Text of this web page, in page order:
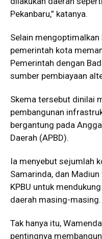
Pekanbaru,” katanya.
Selain mengoptimalkan
pemerintah kota
Pemerintah dengan
sumber pembiayaan
Skema tersebut dinilai
pembangunan
bergantung pada
Daerah (APBD).
Ia menyebut sejumlah
Samarinda, dan
KPBU untuk
daerah masing-masing.
Tak hanya itu,
pentingnya